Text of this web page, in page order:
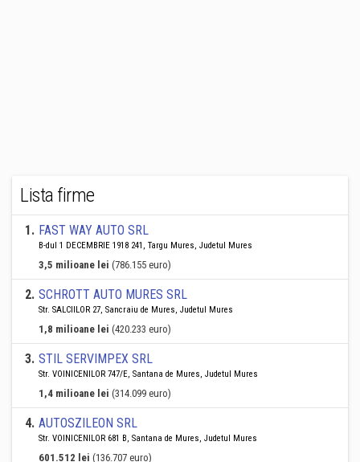
Lista firme
1. FAST WAY AUTO SRL
B-dul 1 DECEMBRIE 1918 241, Targu Mures, Judetul Mures
3,5 milioane lei (786.155 euro)
2. SCHROTT AUTO MURES SRL
Str. SALCIILOR 27, Sancraiu de Mures, Judetul Mures
1,8 milioane lei (420.233 euro)
3. STIL SERVIMPEX SRL
Str. VOINICENILOR 747/E, Santana de Mures, Judetul Mures
1,4 milioane lei (314.099 euro)
4. AUTOSZILEON SRL
Str. VOINICENILOR 681 B, Santana de Mures, Judetul Mures
601.512 lei (136.707 euro)